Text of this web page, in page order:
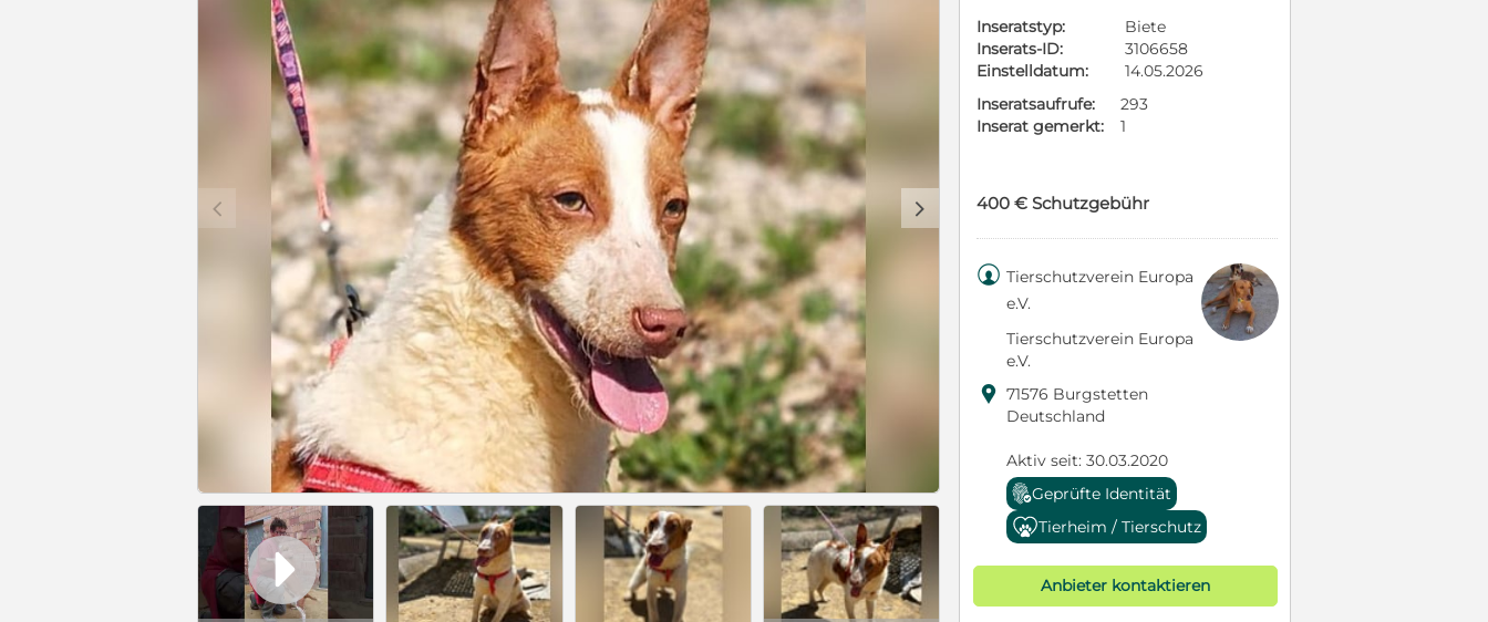
c d

Inseratstyp:
Biete
Inserats-ID:
3106658
Einstelldatum:
14.05.2026
Inseratsaufrufe:
293
Inserat gemerkt:
1
400 € Schutzgebühr
 Tierschutzverein Europa
e.V.
Tierschutzverein Europa
e.V.
 71576 Burgstetten
Deutschland
Aktiv seit: 30.03.2020
Geprüfte Identität
Tierheim / Tierschutz
Anbieter kontaktieren